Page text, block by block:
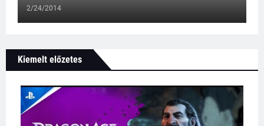
2/24/2014
Kiemelt előzetes